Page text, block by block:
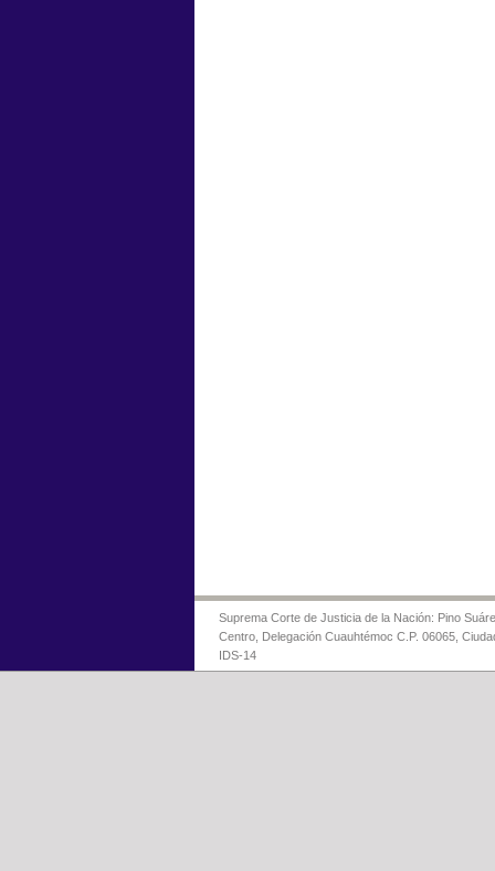
Suprema Corte de Justicia de la Nación: Pino
Centro, Delegación Cuauhtémoc C.P. 06065,
IDS-14